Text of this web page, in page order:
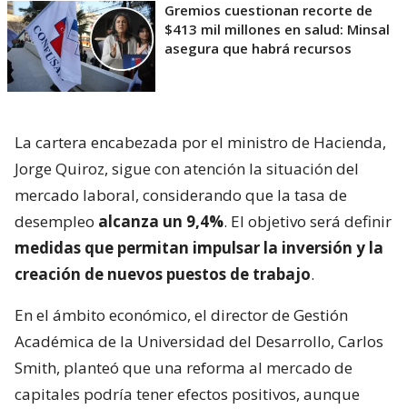
Gremios cuestionan recorte de
$413 mil millones en salud: Minsal
asegura que habrá recursos
La cartera encabezada por el ministro de Hacienda,
Jorge Quiroz, sigue con atención la situación del
mercado laboral, considerando que la tasa de
desempleo alcanza un 9,4%. El objetivo será definir
medidas que permitan impulsar la inversión y la
creación de nuevos puestos de trabajo.
En el ámbito económico, el director de Gestión
Académica de la Universidad del Desarrollo, Carlos
Smith, planteó que una reforma al mercado de
capitales podría tener efectos positivos, aunque